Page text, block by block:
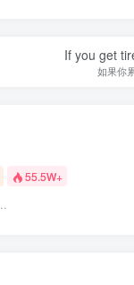
If you get
如果你
55.5W+